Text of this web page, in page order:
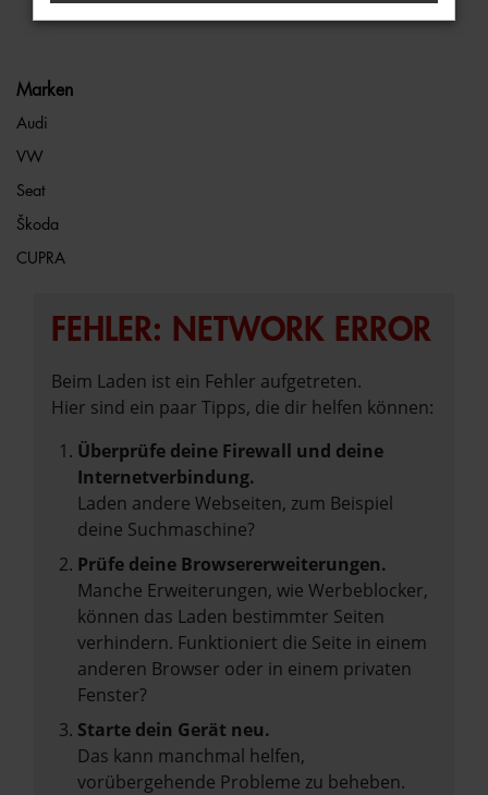
Marken
Audi
VW
Seat
Škoda
CUPRA
FEHLER: NETWORK ERROR
Beim Laden ist ein Fehler aufgetreten.
Hier sind ein paar Tipps, die dir helfen können:
Überprüfe deine Firewall und deine
Internetverbindung.
Laden andere Webseiten, zum Beispiel
deine Suchmaschine?
Prüfe deine Browsererweiterungen.
Manche Erweiterungen, wie Werbeblocker,
können das Laden bestimmter Seiten
verhindern. Funktioniert die Seite in einem
anderen Browser oder in einem privaten
Fenster?
Starte dein Gerät neu.
Das kann manchmal helfen,
vorübergehende Probleme zu beheben.